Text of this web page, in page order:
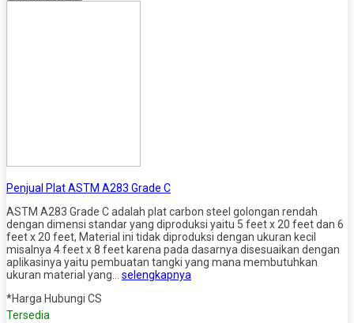
Penjual Plat ASTM A283 Grade C
ASTM A283 Grade C adalah plat carbon steel golongan rendah
dengan dimensi standar yang diproduksi yaitu 5 feet x 20 feet dan 6
feet x 20 feet, Material ini tidak diproduksi dengan ukuran kecil
misalnya 4 feet x 8 feet karena pada dasarnya disesuaikan dengan
aplikasinya yaitu pembuatan tangki yang mana membutuhkan
ukuran material yang… selengkapnya
*Harga Hubungi CS
Tersedia